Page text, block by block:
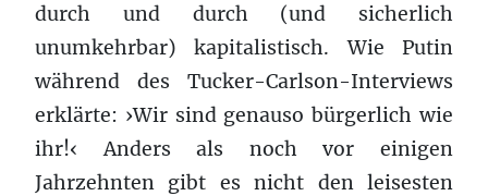
durch und durch (und sicherlich
unumkehrbar) kapitalistisch. Wie Putin
während des Tucker-Carlson-Interviews
erklärte: ›Wir sind genauso bürgerlich wie
ihr!‹ Anders als noch vor einigen
Jahrzehnten gibt es nicht den leisesten